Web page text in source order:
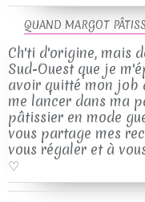
QUAND MARGOT
Ch'ti d'origine, mais
Sud-Ouest que je
avoir quitté mon job
me lancer dans ma
pâtissier en mode
vous partage mes
vous régaler et à
♡